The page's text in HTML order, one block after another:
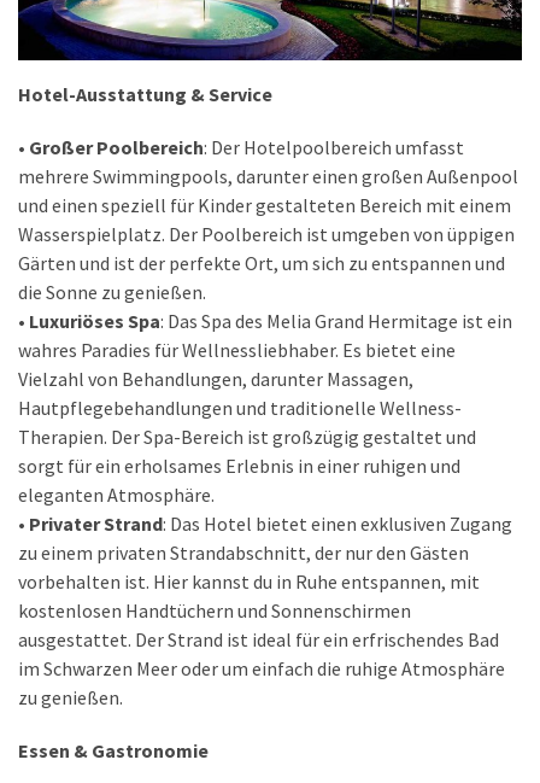
Hotel-Ausstattung & Service
• Großer Poolbereich: Der Hotelpoolbereich umfasst
mehrere Swimmingpools, darunter einen großen Außenpool
und einen speziell für Kinder gestalteten Bereich mit einem
Wasserspielplatz. Der Poolbereich ist umgeben von üppigen
Gärten und ist der perfekte Ort, um sich zu entspannen und
die Sonne zu genießen.
• Luxuriöses Spa: Das Spa des Melia Grand Hermitage ist ein
wahres Paradies für Wellnessliebhaber. Es bietet eine
Vielzahl von Behandlungen, darunter Massagen,
Hautpflegebehandlungen und traditionelle Wellness-
Therapien. Der Spa-Bereich ist großzügig gestaltet und
sorgt für ein erholsames Erlebnis in einer ruhigen und
eleganten Atmosphäre.
• Privater Strand: Das Hotel bietet einen exklusiven Zugang
zu einem privaten Strandabschnitt, der nur den Gästen
vorbehalten ist. Hier kannst du in Ruhe entspannen, mit
kostenlosen Handtüchern und Sonnenschirmen
ausgestattet. Der Strand ist ideal für ein erfrischendes Bad
im Schwarzen Meer oder um einfach die ruhige Atmosphäre
zu genießen.
Essen & Gastronomie